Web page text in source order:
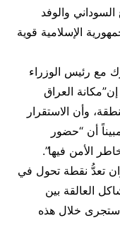
والوفد
الإسلامية قوية
مع رئيس الوزراء
العراق
وأن الاستقرار
أن “حضور
الأمن فيها”.
تعدُّ نقطة تحول في
العالقة بين
ستجرى خلال هذه